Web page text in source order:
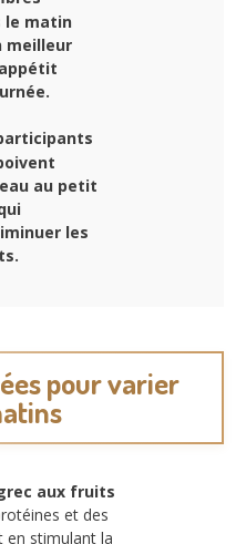
le matin
meilleur
au petit
les
pour varier
aux fruits
et des
en stimulant la